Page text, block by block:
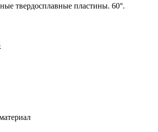
твердосплавные пластины. 60°.